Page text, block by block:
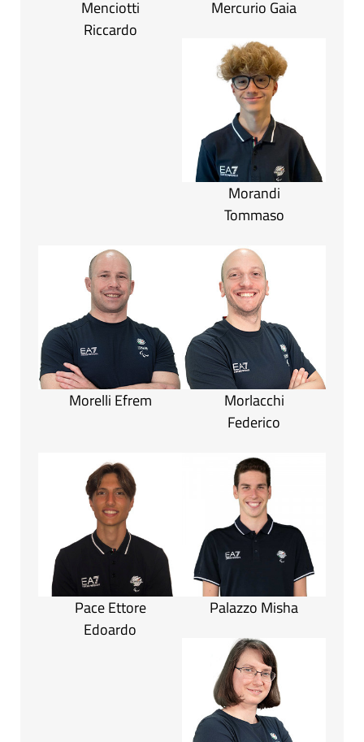
Menciotti
Riccardo
Mercurio Gaia
Morandi
Tommaso
Morelli Efrem
Morlacchi
Federico
Pace Ettore
Edoardo
Palazzo Misha